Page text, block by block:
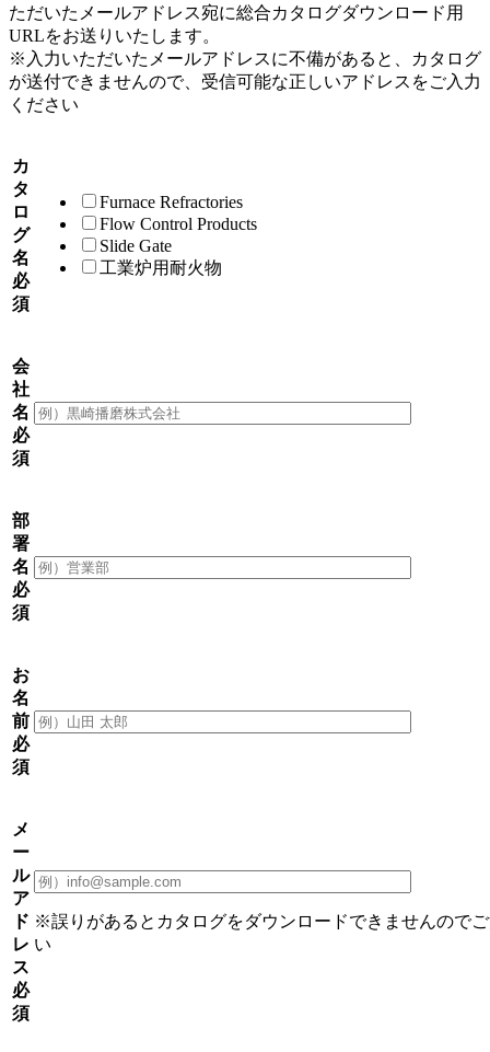
ただいたメールアドレス宛に総合カタログダウンロード用
URLをお送りいたします。
※入力いただいたメールアドレスに不備があると、カタログ
が送付できませんので、受信可能な正しいアドレスをご入力
ください
カ
タ
ロ
グ
名
必
須
Furnace Refractories
Flow Control Products
Slide Gate
工業炉用耐火物
会
社
名
必
須
部
署
名
必
須
お
名
前
必
須
メ
ー
ル
ア
ド
レ
ス
必
須
※誤りがあるとカタログをダウンロードできませんので
い